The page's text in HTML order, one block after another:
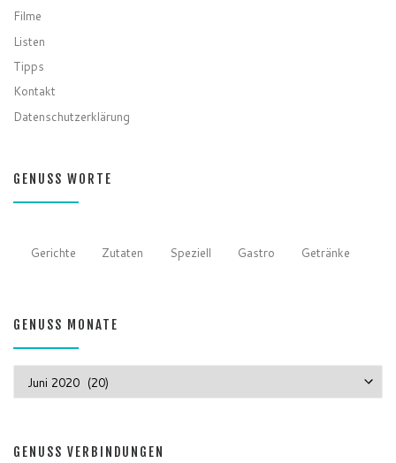
Filme
Listen
Tipps
Kontakt
Datenschutzerklärung
GENUSS WORTE
Gerichte Zutaten Speziell Gastro Getränke
GENUSS MONATE
GENUSS VERBINDUNGEN